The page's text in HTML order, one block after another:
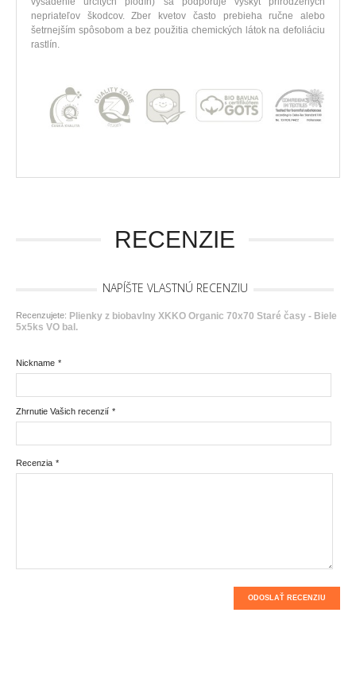
nepriateľov škodcov. Zber kvetov často prebieha ručne alebo
šetrnejším spôsobom a bez použitia chemických látok na defoliáciu
rastlín.
RECENZIE
NAPÍŠTE VLASTNÚ RECENZIU
Recenzujete: Plienky z biobavlny XKKO Organic 70x70 Staré časy - Biele
5x5ks VO bal.
*
Nickname
*
Zhrnutie Vašich recenzií
*
Recenzia
ODOSLAŤ RECENZIU